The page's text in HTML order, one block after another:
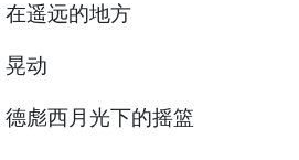
在遥远的地方
晃动
德彪西月光下的摇篮